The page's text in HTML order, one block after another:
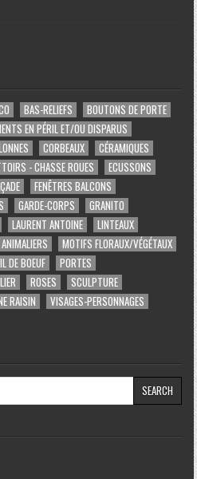
BAS-RELIEFS
BOUTONS DE PORTE
EN PÉRIL ET/OU DISPARUS
CORBEAUX
CÉRAMIQUES
- CHASSE ROUES
ECUSSONS
FENÊTRES BALCONS
GARDE-CORPS
GRANITO
LAURENT ANTOINE
LINTEAUX
MOTIFS FLORAUX/VÉGÉTAUX
DE BOEUF
PORTES
ROSES
SCULPTURE
RAISIN
VISAGES-PERSONNAGES